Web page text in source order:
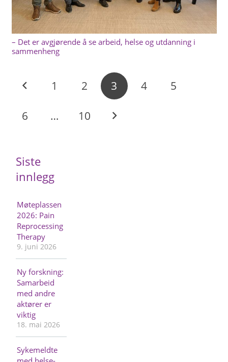
– Det er avgjørende å se arbeid, helse og utdanning i
sammenheng
1 2 3 4 5
6 … 10
Siste
innlegg
Møteplassen
2026: Pain
Reprocessing
Therapy
9. juni 2026
Ny forskning:
Samarbeid
med andre
aktører er
viktig
18. mai 2026
Sykemeldte